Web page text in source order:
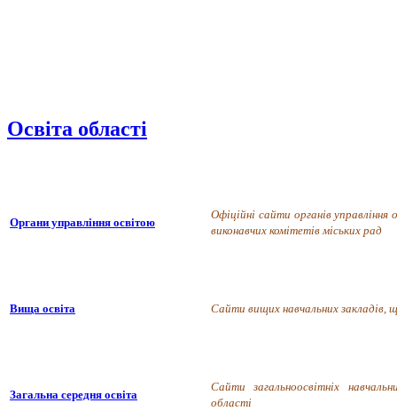
Освіта області
Органи управління освітою
Офіційні сайти органів
виконавчих комітетів міських рад
Вища освіта Сайти вищих навчальних закладів,
Загальна середня освіта
Сайти загальноосвітніх
області